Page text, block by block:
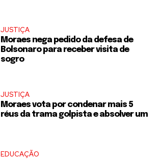
JUSTIÇA
Moraes nega pedido da defesa de
Bolsonaro para receber visita de
sogro
JUSTIÇA
Moraes vota por condenar mais 5
réus da trama golpista e absolver um
EDUCAÇÃO